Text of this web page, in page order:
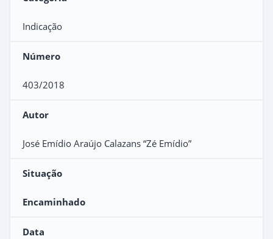
Indicação
Número
403/2018
Autor
José Emídio Araújo Calazans “Zé Emídio”
Situação
Encaminhado
Data